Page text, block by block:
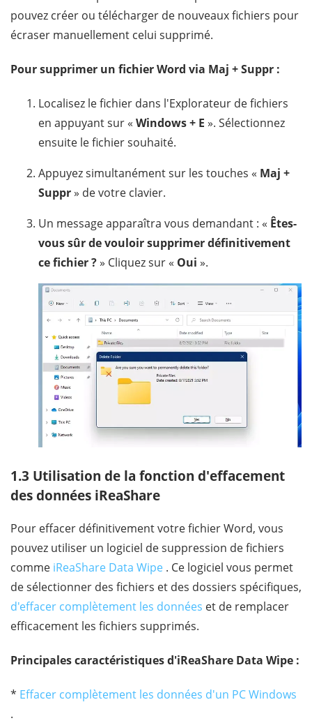
pouvez créer ou télécharger de nouveaux fichiers pour
écraser manuellement celui supprimé.
Pour supprimer un fichier Word via Maj + Suppr :
Localisez le fichier dans l'Explorateur de fichiers
en appuyant sur « Windows + E ». Sélectionnez
ensuite le fichier souhaité.
Appuyez simultanément sur les touches « Maj +
Suppr» de votre clavier.
Un message apparaîtra vous demandant : « Êtes-
vous sûr de vouloir supprimer définitivement
ce fichier ?» Cliquez sur « Oui ».
1.3 Utilisation de la fonction d'effacement
des données iReaShare
Pour effacer définitivement votre fichier Word, vous
pouvez utiliser un logiciel de suppression de fichiers
comme iReaShare Data Wipe . Ce logiciel vous permet
de sélectionner des fichiers et des dossiers spécifiques,
d'effacer complètement les données et de remplacer
efficacement les fichiers supprimés.
Principales caractéristiques d'iReaShare Data Wipe :
* Effacer complètement les données d'un PC Windows
.